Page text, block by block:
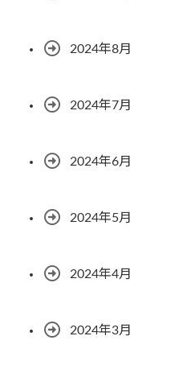
2024年8月
2024年7月
2024年6月
2024年5月
2024年4月
2024年3月